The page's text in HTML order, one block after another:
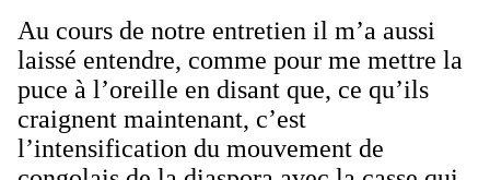
Au cours de notre entretien il m’a aussi
laissé entendre, comme pour me mettre la
puce à l’oreille en disant que, ce qu’ils
craignent maintenant, c’est
l’intensification du mouvement de